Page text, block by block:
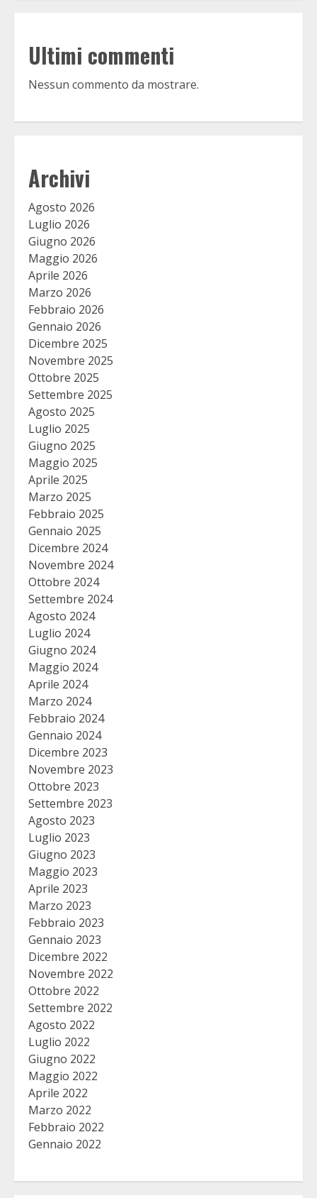
Ultimi commenti
Nessun commento da mostrare.
Archivi
Agosto 2026
Luglio 2026
Giugno 2026
Maggio 2026
Aprile 2026
Marzo 2026
Febbraio 2026
Gennaio 2026
Dicembre 2025
Novembre 2025
Ottobre 2025
Settembre 2025
Agosto 2025
Luglio 2025
Giugno 2025
Maggio 2025
Aprile 2025
Marzo 2025
Febbraio 2025
Gennaio 2025
Dicembre 2024
Novembre 2024
Ottobre 2024
Settembre 2024
Agosto 2024
Luglio 2024
Giugno 2024
Maggio 2024
Aprile 2024
Marzo 2024
Febbraio 2024
Gennaio 2024
Dicembre 2023
Novembre 2023
Ottobre 2023
Settembre 2023
Agosto 2023
Luglio 2023
Giugno 2023
Maggio 2023
Aprile 2023
Marzo 2023
Febbraio 2023
Gennaio 2023
Dicembre 2022
Novembre 2022
Ottobre 2022
Settembre 2022
Agosto 2022
Luglio 2022
Giugno 2022
Maggio 2022
Aprile 2022
Marzo 2022
Febbraio 2022
Gennaio 2022